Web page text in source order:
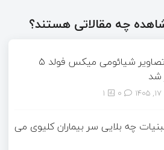
چه مقالاتی هستند؟
اولین تصاویر شیائومی میکس فولد ۵
شد
1
چه بلایی سر بیماران کلیوی می